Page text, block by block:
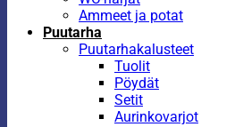
Ammeet ja potat
Puutarha
Puutarhakalusteet
Tuolit
Pöydät
Setit
Aurinkovarjot